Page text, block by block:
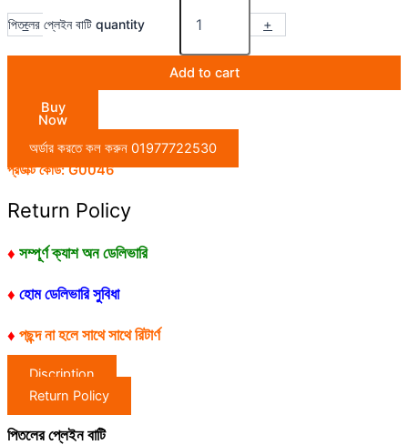
-
পিতলের প্লেইন বাটি quantity +
Add to cart
Buy
Now
অর্ডার করতে কল করুন 01977722530
প্রডাক্ট কোড:G0046
Return Policy
♦ সম্পূর্ণ ক্যাশ অন ডেলিভারি
♦ হোম ডেলিভারি সুবিধা
♦ পছন্দ না হলে সাথে সাথে রিটার্ণ
Discription
Return Policy
পিতলের প্লেইন বাটি